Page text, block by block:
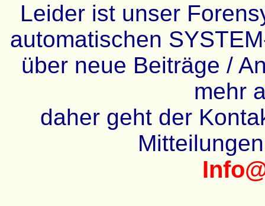
Leider ist unser
automatischen
über neue Beiträge /
mehr
daher geht der